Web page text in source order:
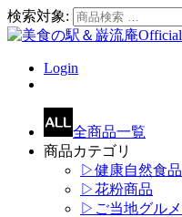
検索対象:
Login
全商品一覧
商品カテゴリ
▷健康自然食品
▷花粉商品
▷ご当地グルメ